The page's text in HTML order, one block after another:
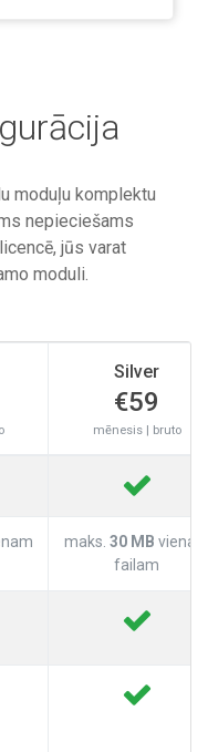
moduļu komplektu
nepieciešams
jūs varat
moduli.
Silver
€59
mēnesis | bruto
maks. 30 MB
failam